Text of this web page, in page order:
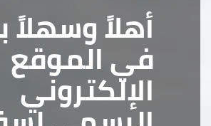
أهلاً وسهلاً
في الموقع
الإلكتروني